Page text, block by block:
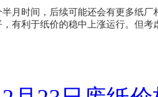
月时间，后续可能还会有更多纸
有利于纸价的稳中上涨运行。但